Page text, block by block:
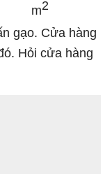
m2
gạo. Cửa hàng
Hỏi cửa hàng